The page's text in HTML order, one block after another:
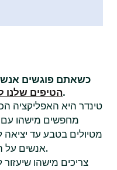
כשאתם פוגשים
הטיפים שלנושלנו.
טינדר היא האפליקציה
מחפשים מישהו עם
מטיולים בטבע עד יציאה
אנשים על הדברים שאתם הכי נהנים לעשות.
צריכים מישהו